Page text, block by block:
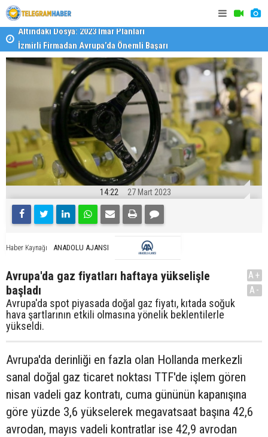
İzmirli Firmadan Avrupa’da Önemli Başarı
Devlet
14:22 27 Mart 2023
Haber Kaynağı ANADOLU AJANSI
Avrupa'da gaz fiyatları haftaya yükselişle
başladı
Avrupa'da spot piyasada doğal gaz fiyatı, kıtada soğuk
hava şartlarının etkili olmasına yönelik beklentilerle
yükseldi.
A+
A-
Avrupa'da derinliği en fazla olan Hollanda merkezli
sanal doğal gaz ticaret noktası TTF'de işlem gören
nisan vadeli gaz kontratı, cuma gününün kapanışına
göre yüzde 3,6 yükselerek megavatsaat başına 42,6
avrodan, mayıs vadeli kontratlar ise 42,9 avrodan